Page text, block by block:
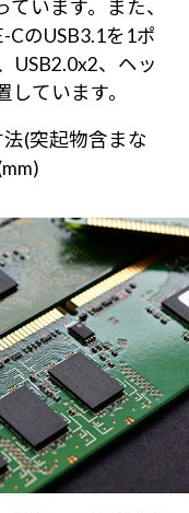
います。また、
のUSB3.1を1ポ
USB2.0x2、ヘッ
ています。
(突起物含まな